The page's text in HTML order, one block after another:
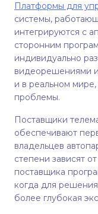
Платформы для
системы,
интегрируются с
сторонним
индивидуально
видеорешениями
и в реальном
проблемы.
Поставщики
обеспечивают
владельцев
степени зависят
поставщика
когда для
более глубокая